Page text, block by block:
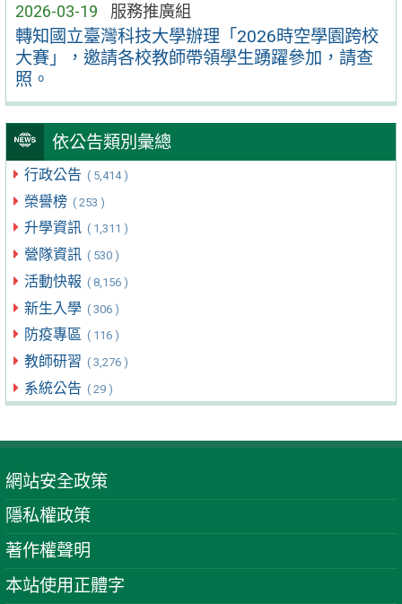
2026-03-19 服務推廣組
轉知國立臺灣科技大學辦理「2026時空學園跨校
大賽」，邀請各校教師帶領學生踴躍參加，請查
照。
依公告類別彙總
行政公告 ( 5,414 )
榮譽榜 ( 253 )
升學資訊 ( 1,311 )
營隊資訊 ( 530 )
活動快報 ( 8,156 )
新生入學 ( 306 )
防疫專區 ( 116 )
教師研習 ( 3,276 )
系統公告 ( 29 )
網站安全政策
隱私權政策
著作權聲明
本站使用正體字